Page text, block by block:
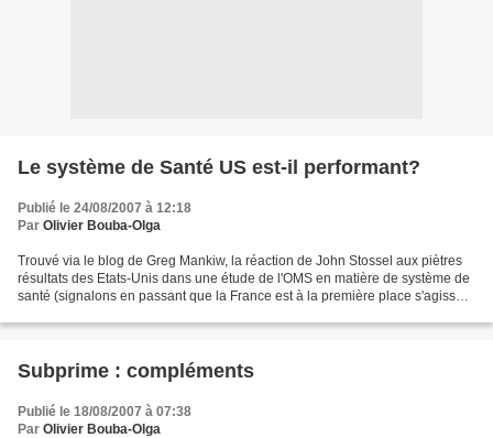
Le système de Santé US est-il performant?
Publié le 24/08/2007 à 12:18
Par Olivier Bouba-Olga
Trouvé via le blog de Greg Mankiw, la réaction de John Stossel aux piètres
résultats des Etats-Unis dans une étude de l'OMS en matière de système de
santé (signalons en passant que la France est à la première place s'agissant
Subprime : compléments
Publié le 18/08/2007 à 07:38
Par Olivier Bouba-Olga